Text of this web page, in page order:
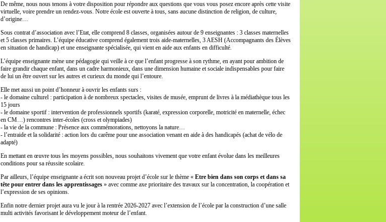
De même, nous nous tenons à votre disposition pour répondre aux questions que vous vous posez encore après cette visite
virtuelle, voire prendre un rendez-vous. Notre école est ouverte à tous, sans aucune distinction de religion, de culture,
d’origine…
Sous contrat d’association avec l’Etat, elle comprend 8 classes, organisées autour de 9 enseignantes : 3 classes maternelles
et 5 classes primaires. L’équipe éducative comprend également trois aide-maternelles, 3 AESH (Accompagnants des Élèves
en situation de handicap) et une enseignante spécialisée, qui vient en aide aux enfants en difficulté.
L’équipe enseignante mène une pédagogie qui veille à ce que l’enfant progresse à son rythme, en ayant pour ambition de
faire grandir chaque enfant, dans un cadre harmonieux, dans une dimension humaine et sociale indispensables pour faire
de lui un être ouvert sur les autres et curieux du monde qui l’entoure.
Elle met aussi un point d’honneur à ouvrir les enfants surs :
- le domaine culturel : participation à de nombreux spectacles, visites de musée, emprunt de livres à la médiathèque tous les
15 jours
- le domaine sportif : intervention de professionnels sportifs (karaté, expression corporelle, motricité en maternelle, échec
en CM…) rencontres inter-écoles (cross et olympiades)
- la vie de la commune : Présence aux commémorations, nettoyons la nature…
- l’entraide et la solidarité : action lors du carême pour une association venant en aide à des handicapés (achat de vélo de
adapté)
En mettant en œuvre tous les moyens possibles, nous souhaitons vivement que votre enfant évolue dans les meilleures
conditions pour sa réussite scolaire.
Par ailleurs, l’équipe enseignante a écrit son nouveau projet d’école sur le thème « Etre bien dans son corps et dans sa
tête pour entrer dans les apprentissages » avec comme axe prioritaire des travaux sur la concentration, la coopération et
l’expression de ses opinions.
Enfin notre dernier projet aura vu le jour à la rentrée 2026-2027 avec l’extension de l’école par la construction d’une salle
multi activités favorisant le développement moteur de l’enfant.